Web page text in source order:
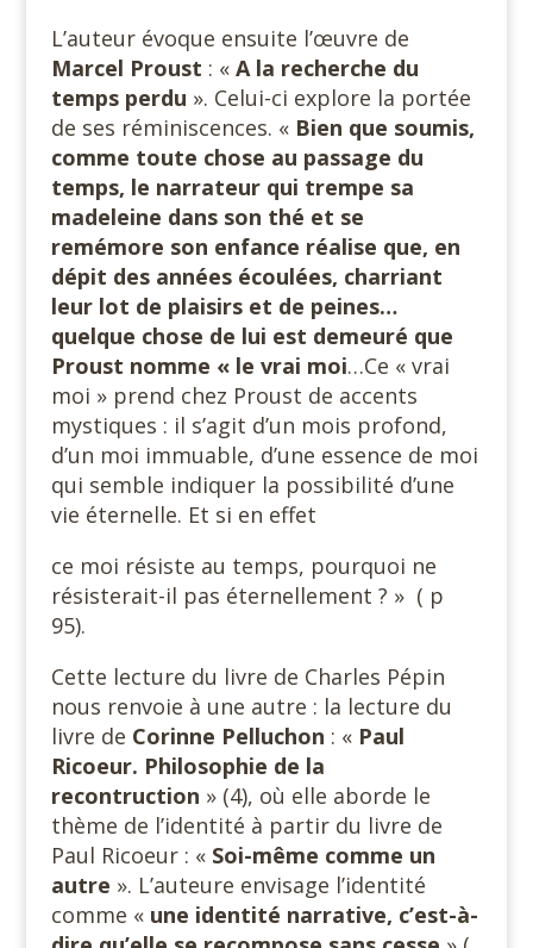
L’auteur évoque ensuite l’œuvre de
Marcel Proust : « A la recherche du
temps perdu ». Celui-ci explore la portée
de ses réminiscences. « Bien que soumis,
comme toute chose au passage du
temps, le narrateur qui trempe sa
madeleine dans son thé et se
remémore son enfance réalise que, en
dépit des années écoulées, charriant
leur lot de plaisirs et de peines…
quelque chose de lui est demeuré que
Proust nomme « le vrai moi…Ce « vrai
moi » prend chez Proust de accents
mystiques : il s’agit d’un mois profond,
d’un moi immuable, d’une essence de moi
qui semble indiquer la possibilité d’une
vie éternelle. Et si en effet
ce moi résiste au temps, pourquoi ne
résisterait-il pas éternellement ? » ( p
95).
Cette lecture du livre de Charles Pépin
nous renvoie à une autre : la lecture du
livre de Corinne Pelluchon : « Paul
Ricoeur. Philosophie de la
recontruction » (4), où elle aborde le
thème de l’identité à partir du livre de
Paul Ricoeur : « Soi-même comme un
autre ». L’auteure envisage l’identité
comme « une identité narrative, c’est-à-